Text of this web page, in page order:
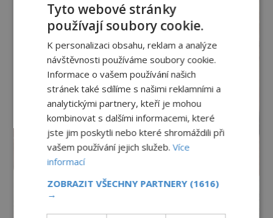
Tyto webové stránky
používají soubory cookie.
K personalizaci obsahu, reklam a analýze
návštěvnosti používáme soubory cookie.
Informace o vašem používání našich
stránek také sdílíme s našimi reklamními a
analytickými partnery, kteří je mohou
kombinovat s dalšími informacemi, které
jste jim poskytli nebo které shromáždili při
vašem používání jejich služeb.Více
informací
ZOBRAZIT VŠECHNY PARTNERY (1616)
→